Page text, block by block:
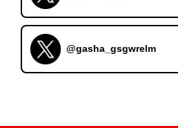
@gasha_gsgwrelm